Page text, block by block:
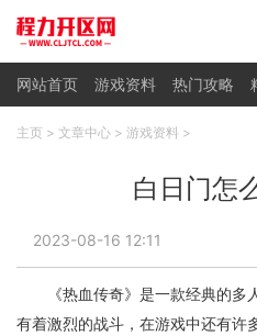
网站首页 游戏资料 热门攻略
主页 > 文章中心 > 游戏资料 >
白日门怎
2023-08-16 12:11
《热血传奇》是一款经典的
有着激烈的战斗，在游戏中还有许